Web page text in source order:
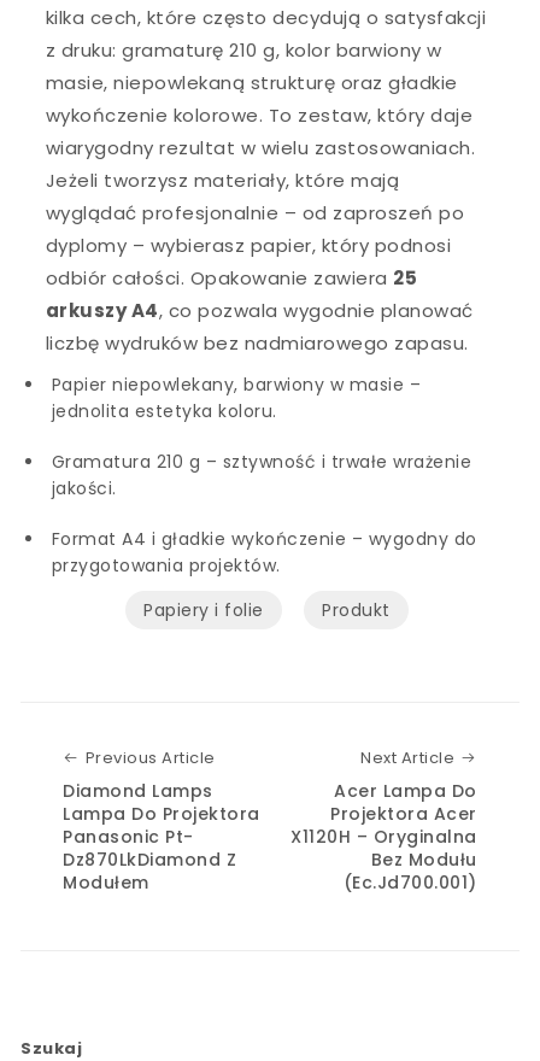
kilka cech, które często decydują o satysfakcji
z druku: gramaturę 210 g, kolor barwiony w
masie, niepowlekaną strukturę oraz gładkie
wykończenie kolorowe. To zestaw, który daje
wiarygodny rezultat w wielu zastosowaniach.
Jeżeli tworzysz materiały, które mają
wyglądać profesjonalnie – od zaproszeń po
dyplomy – wybierasz papier, który podnosi
odbiór całości. Opakowanie zawiera 25
arkuszy A4, co pozwala wygodnie planować
liczbę wydruków bez nadmiarowego zapasu.
Papier niepowlekany, barwiony w masie –
jednolita estetyka koloru.
Gramatura 210 g – sztywność i trwałe wrażenie
jakości.
Format A4 i gładkie wykończenie – wygodny do
przygotowania projektów.
Papiery i folie
Produkt
Previous Article
Diamond Lamps
Lampa Do Projektora
Panasonic Pt-
Dz870LkDiamond Z
Modułem
Next Article
Acer Lampa Do
Projektora Acer
X1120H – Oryginalna
Bez Modułu
(Ec.Jd700.001)
Szukaj